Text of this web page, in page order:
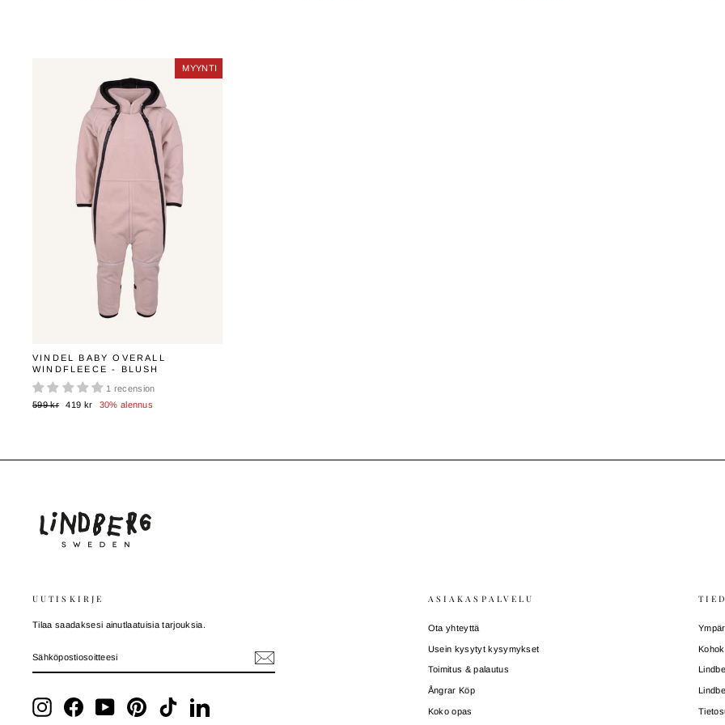
MYYNTI
MYYNTI
VINDEL BABY OVERALL
WINDFLEECE - BLUSH
1 recension
Normaali
599 kr Myyntihinta
419 kr 30% alennus
UUTISKIRJE
Tilaa saadaksesi ainutlaatuisia tarjouksia.
InstagramFacebookYouTubePinterest TikTok
ASIAKASPALVELU
Ota yhteyttä
Usein kysytyt kysymykset
Toimitus & palautus
Ångrar Köp
Koko opas